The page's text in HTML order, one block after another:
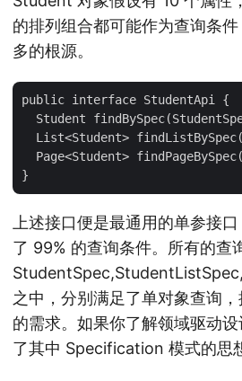
的排列组合都可能作为查询条
多的根源。
public interface StudentApi {
Student
List<Student>
Page<Student>
上述接口便是最通用的单参接
了 99% 的查询条件。所有的查
之中，分别满足了单对象查询
的需求。如果你了解领域驱动
了其中 Specification 模式的思